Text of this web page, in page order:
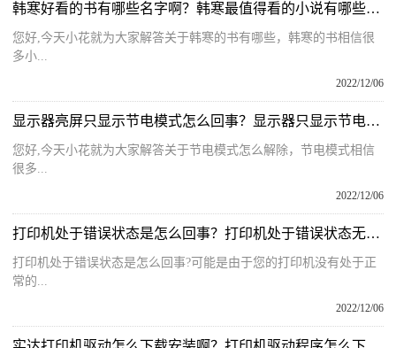
韩寒好看的书有哪些名字啊？韩寒最值得看的小说有哪些推荐的呢？
您好,今天小花就为大家解答关于韩寒的书有哪些，韩寒的书相信很
多小...
2022/12/06
显示器亮屏只显示节电模式怎么回事？显示器只显示节电模式怎么设置？
您好,今天小花就为大家解答关于节电模式怎么解除，节电模式相信
很多...
2022/12/06
打印机处于错误状态是怎么回事？打印机处于错误状态无法打印如何解决？
打印机处于错误状态是怎么回事?可能是由于您的打印机没有处于正
常的...
2022/12/06